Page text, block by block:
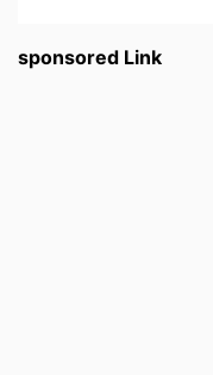
sponsored Link